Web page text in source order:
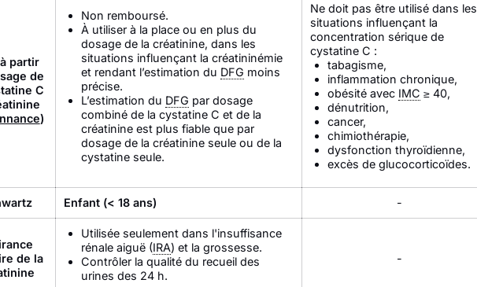
à partir
de
C
)
Non remboursé.
À utiliser à la place ou en plus du
dosage de la créatinine, dans les
situations influençant la créatininémie
et rendant l’estimation du DFG moins
précise.
L’estimation du DFG par dosage
combiné de la cystatine C et de la
créatinine est plus fiable que par
dosage de la créatinine seule ou de la
cystatine seule.
Ne doit pas être utilisé dans les
situations influençant la
concentration sérique de
cystatine C :
tabagisme,
inflammation chronique,
obésité avec IMC ≥ 40,
dénutrition,
cancer,
chimiothérapie,
dysfonction thyroïdienne,
excès de glucocorticoïdes.
Enfant (< 18 ans) -
de la
Utilisée seulement dans l'insuffisance
rénale aiguë (IRA) et la grossesse.
Contrôler la qualité du recueil des
urines des 24 h.
-